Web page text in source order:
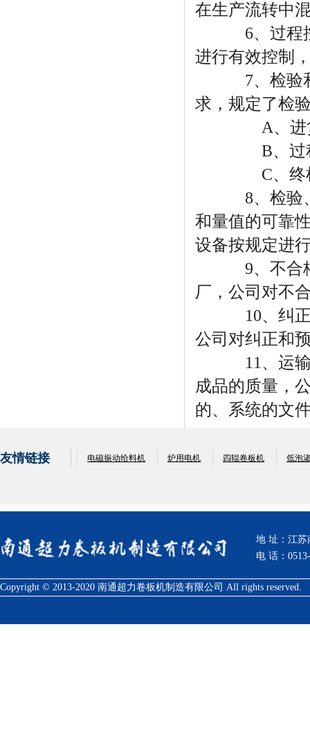
在生产流转中
6、过程控
进行有效控制
7、检验和
求，规定了检
A、进货
B、过程
C、终检
8、检验、
和量值的可靠
设备按规定进
9、不合格
厂，公司对不
10、纠正和
公司对纠正和
11、运输、
成品的质量，
的、系统的文
友情链接 电磁振动给料机 炉用电机 四辊卷板机 低泡
地 址：江苏
电 话：
Copyright © 2013-2020 南通超力卷板机制造有限公司 All rights reserved.